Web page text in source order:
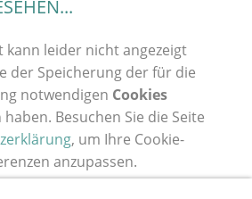
kann leider nicht angezeigt
der Speicherung der für die
notwendigen Cookies
Besuchen Sie die Seite
, um Ihre Cookie-
anzupassen.